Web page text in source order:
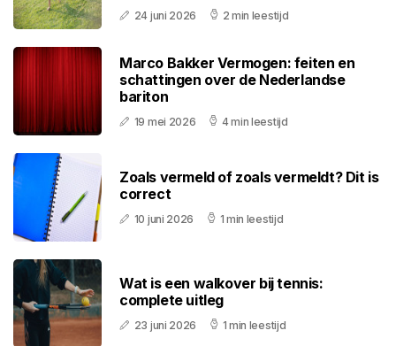
24 juni 2026 2 min leestijd
Marco Bakker Vermogen: feiten en
schattingen over de Nederlandse
bariton
19 mei 2026 4 min leestijd
Zoals vermeld of zoals vermeldt? Dit is
correct
10 juni 2026 1 min leestijd
Wat is een walkover bij tennis:
complete uitleg
23 juni 2026 1 min leestijd